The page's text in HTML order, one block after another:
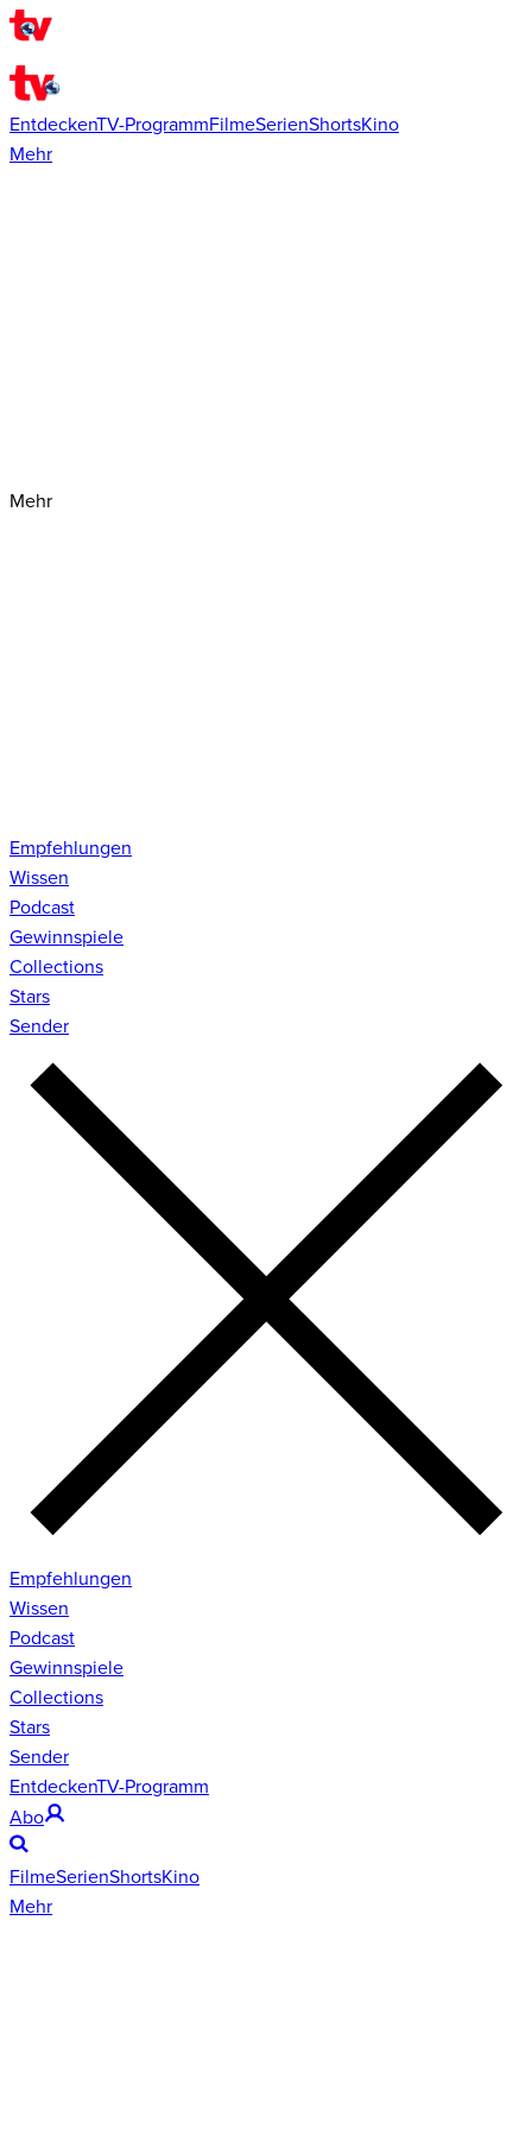
EntdeckenTV-ProgrammFilmeSerienShortsKino
Mehr
Mehr
Empfehlungen
Wissen
Podcast
Gewinnspiele
Collections
Stars
Sender
Empfehlungen
Wissen
Podcast
Gewinnspiele
Collections
Stars
Sender
EntdeckenTV-Programm
Abo
FilmeSerienShortsKino
Mehr